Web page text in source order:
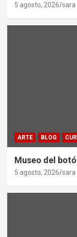
5 agosto, 2026 sara
ARTE BLOG
Museo del
5 agosto, 2026 sara